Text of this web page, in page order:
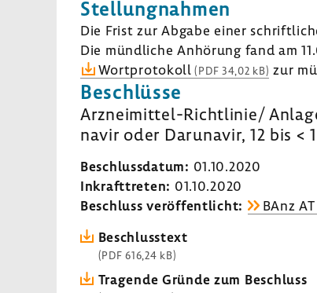
Stel­lung­nahmen
Die Frist zur Abgabe einer
Die münd­liche Anhö­rung fand am
Wort­pro­to­koll (PDF 34,02 kB) zur
Beschlüsse
Arzneimittel-​Richtlinie/
navir oder Daru­n­avir, 12 bis <
Beschluss­datum: 01.10.2020
Inkraft­treten: 01.10.2020
Beschluss veröf­fent­licht:
BAnz
Beschluss­text
(PDF 616,24 kB)
Tragende Gründe zum Beschluss